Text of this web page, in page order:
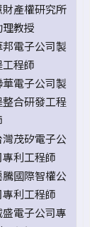
財產權研究所
理教授
邦電子公司製
工程師
華電子公司製
整合研發工程
灣茂矽電子公
專利工程師
騰國際智權公
專利工程師
盛電子公司專